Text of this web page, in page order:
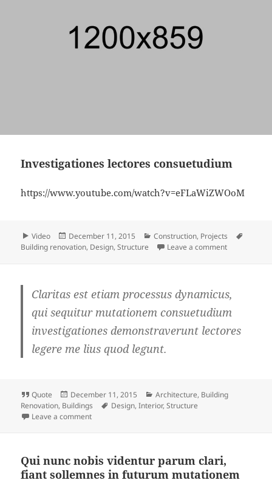
Investigationes lectores consuetudium
https://www.youtube.com/watch?v=eFLaWiZWOoM
Format
Video
Posted
on
December 11, 2015 Categories
Construction, Projects
Building renovation, Design,Structure Leave a commenton
Claritas est etiam processus dynamicus,
qui sequitur mutationem consuetudium
investigationes demonstraverunt lectores
legere me lius quod legunt.
Format
Quote
Posted
on
December 11, 2015 Categories
Architecture, Building
Renovation, Buildings Tags
Design,Interior,Structure
Leave a commenton
Qui nunc nobis videntur parum clari,
fiant sollemnes in futurum mutationem